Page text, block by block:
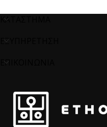
ΚΑΤΑΣΤΗΜΑ
ΕΞΥΠΗΡΕΤΗΣΗ
ΕΠΙΚΟΙΝΩΝΙΑ